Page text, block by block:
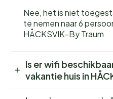
Nee, het is niet
te nemen naar 6
HÅCKSVIK-By Traum
Is er wifi
vakantie huis in